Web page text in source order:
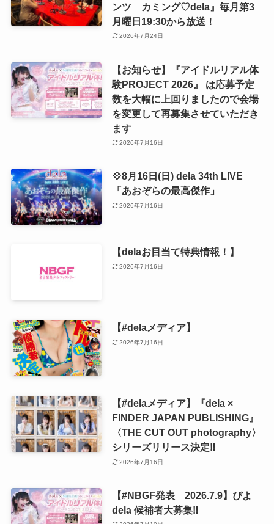
ンツ カミング♡dela』毎月第3
月曜日19:30から放送！
2026年7月24日
【お知らせ】『アイドルリアル体
験PROJECT 2026』 は応募予定
数を大幅に上回りましたので会場
を変更して再募集させていただき
ます
2026年7月16日
💠8月16日(日) dela 34th LIVE
「あおぞらの最高傑作」
2026年7月16日
【delaお目当て特典情報！】
2026年7月16日
【#delaメディア】
2026年7月16日
【#delaメディア】『dela ×
FINDER JAPAN PUBLISHING』
〈THE CUT OUT photography〉
シリーズリリース決定‼️
2026年7月16日
【#NBGF発表 2026.7.9】ぴよ
dela 候補者大募集‼️